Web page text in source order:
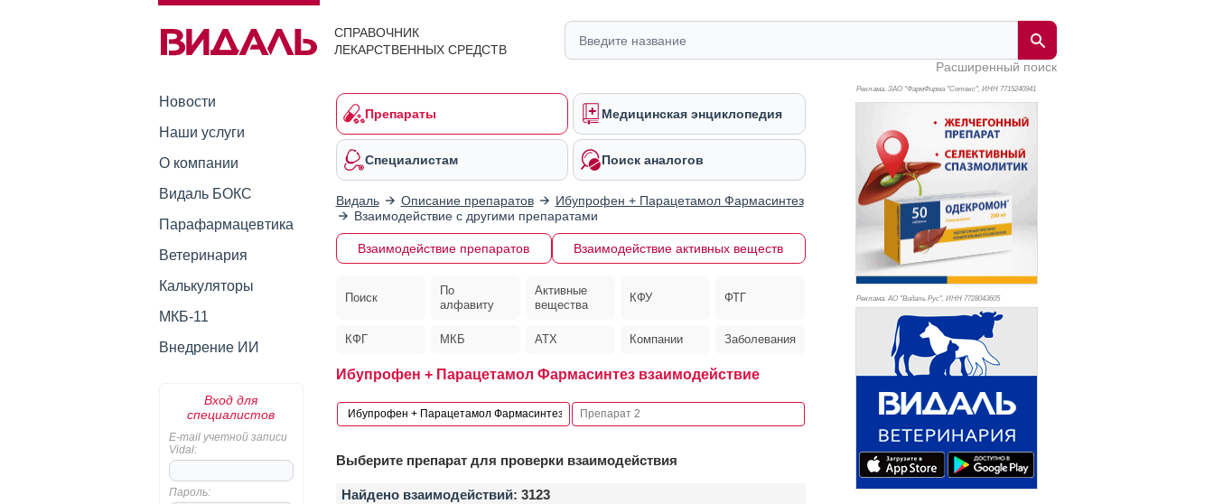
СПРАВОЧНИК
ЛЕКАРСТВЕННЫХ СРЕДСТВ
Расширенный поиск
Новости
Наши услуги
О компании
Видаль БОКС
Парафармацевтика
Ветеринария
Калькуляторы
МКБ-11
Внедрение ИИ
Вход для
специалистов
E-mail учетной записи
Vidal:
Пароль:
Препараты Медицинская энциклопедия
Специалистам Поиск аналогов
Видаль Описание препаратов
Ибупрофен + Парацетамол Фармасинтез
Взаимодействие с другими препаратами
Взаимодействие препаратов Взаимодействие активных веществ
Поиск
По
алфавиту
Активные
вещества
КФУ ФТГ
КФГ МКБ АТХ Компании Заболевания
Ибупрофен + Парацетамол Фармасинтез взаимодействие
Выберите препарат для проверки взаимодействия
Найдено взаимодействий: 3123
Реклама. ЗАО "ФармФирма "Сотекс", ИНН 7715240941
Реклама. АО "Видаль Рус", ИНН 7728043605